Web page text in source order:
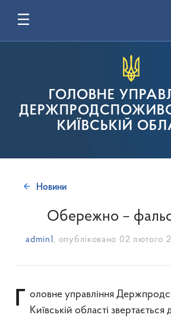
ГОЛОВНЕ
КИЇВСЬКІЙ
Новини
Обережно –
admin1, опубліковано 02 лютого
Головне управління Держпродспоживслужби в
Київській області звертається